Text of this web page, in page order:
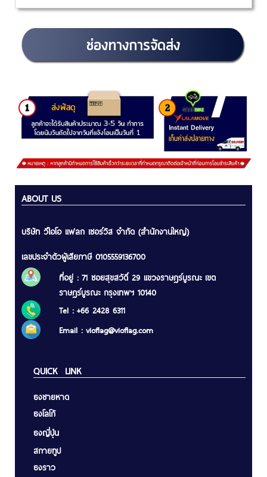
ช่องทางการจัดส่ง
ABOUT US
บริษัท วีไอโอ แฟลก เซอร์วิส จำกัด (สำนักงานใหญ่)
เลขประจำตัวผู้เสียภาษี 0105559136700
ที่อยู่ : 71 ซอยสุขสวัดิ์ 29 แขวงราษฎร์บูรณะ เขต
ราษฎร์บูรณะ กรุงเทพฯ 10140
Tel : +66 2428 6311
Email : vioflag@vioflag.com
QUICK LINK
ธงชายหาด
ธงโลโก้
ธงญี่ปุ่น
สกายทูป
ธงราว